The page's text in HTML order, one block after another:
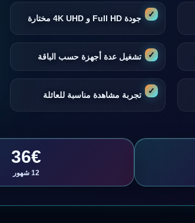
جودة Full HD و 4K UHD مختارة
تشغيل عدة أجهزة حسب الباقة
تجربة مشاهدة مناسبة للعائلة
36€
12 شهور